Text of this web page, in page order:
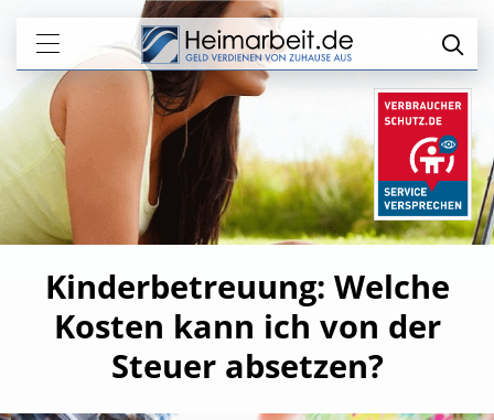
Kinderbetreuung: Welche
Kosten kann ich von der
Steuer absetzen?